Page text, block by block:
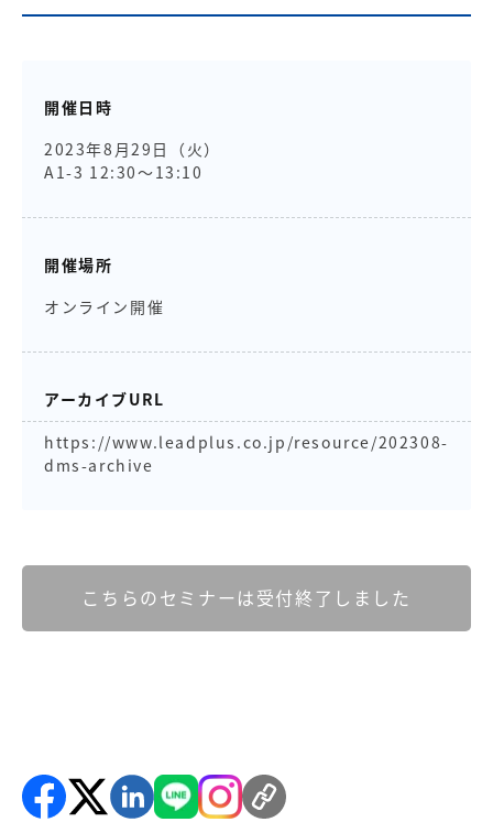
開催日時
2023年8月29日（火）
A1-3 12:30～13:10
開催場所
オンライン開催
アーカイブURL
https://www.leadplus.co.jp/resource/202308-
dms-archive
こちらのセミナーは受付終了しました